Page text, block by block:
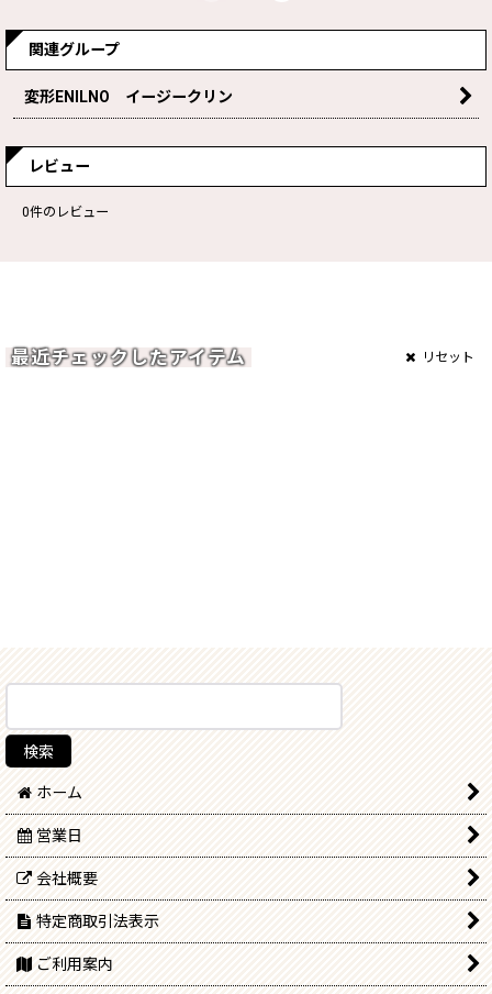
関連グループ
変形ENILNO イージークリン
レビュー
0件のレビュー
最近チェックしたアイテム リセット
ホーム
営業日
会社概要
特定商取引法表示
ご利用案内